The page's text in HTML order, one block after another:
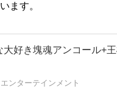
ます。
大好き塊魂アンコール+
ンターテインメント